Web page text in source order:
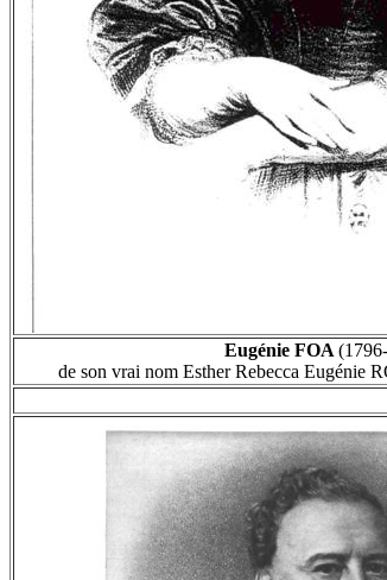
Eugénie FOA
de son vrai nom Esther Rebecca Eugénie